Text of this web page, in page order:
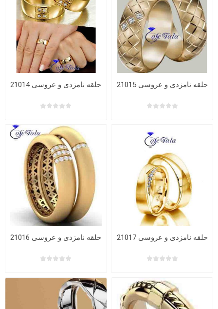
حلقه نامزدی و عروسی 21014 حلقه نامزدی و عروسی 21015
حلقه نامزدی و عروسی 21016 حلقه نامزدی و عروسی 21017